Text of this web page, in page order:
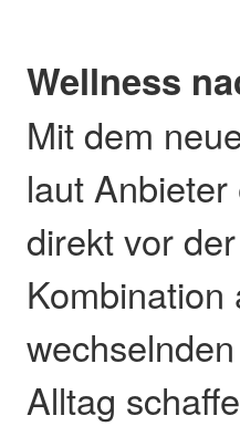
Wellness
Mit dem
laut
direkt vor
Alltag